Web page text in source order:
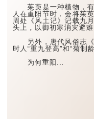
茱萸是一种植物，有
人在重阳节时，会将茱
周处《风土记》记载九
头上，以御初寒消灾避难
另外，唐代风俗志《
时人“重九登高”和“菊制
为何重阳...